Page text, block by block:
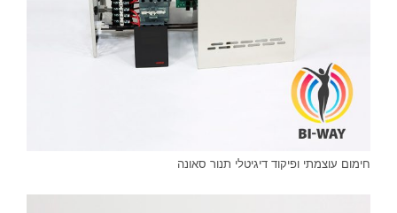
חימום עוצמתי ופיקוד דיגיטלי תנור סאונה